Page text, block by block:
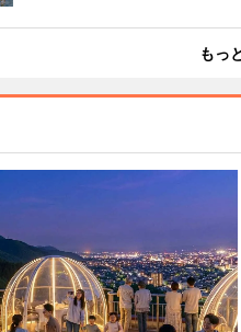
もっ